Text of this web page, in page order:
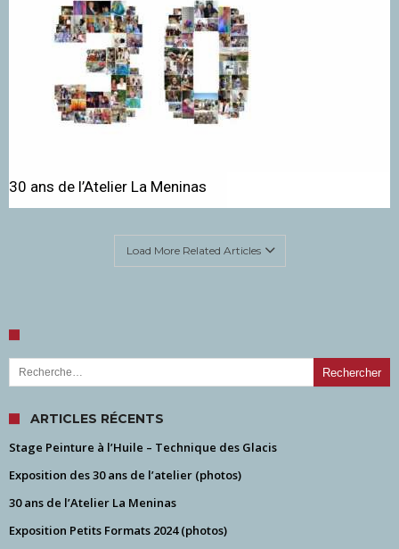
30 ans de l’Atelier La Meninas
Load More Related Articles
Rechercher :
ARTICLES RÉCENTS
Stage Peinture à l’Huile – Technique des Glacis
Exposition des 30 ans de l’atelier (photos)
30 ans de l’Atelier La Meninas
Exposition Petits Formats 2024 (photos)